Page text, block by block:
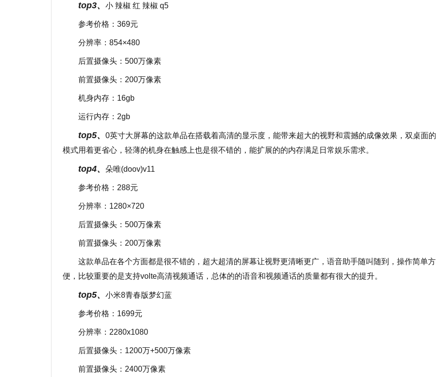
top3、 小 辣椒 红 辣椒 q5
参考价格：369元
分辨率：854×480
后置摄像头：500万像素
前置摄像头：200万像素
机身内存：16gb
运行内存：2gb
top5、
0英寸大屏幕的这款单品在搭载着高清的显示度，能带来超大的视野和震撼的成像效果，双桌面的
模式用着更省心，轻薄的机身在触感上也是很不错的，能扩展的的内存满足日常娱乐需求。
top4、 朵唯(doov)v11
参考价格：288元
分辨率：1280×720
后置摄像头：500万像素
前置摄像头：200万像素
这款单品在各个方面都是很不错的，超大超清的屏幕让视野更清晰更广，语音助手随叫随到，操作简单方
便，比较重要的是支持volte高清视频通话，总体的的语音和视频通话的质量都有很大的提升。
top5、 小米8青春版梦幻蓝
参考价格：1699元
分辨率：2280x1080
后置摄像头：1200万+500万像素
前置摄像头：2400万像素